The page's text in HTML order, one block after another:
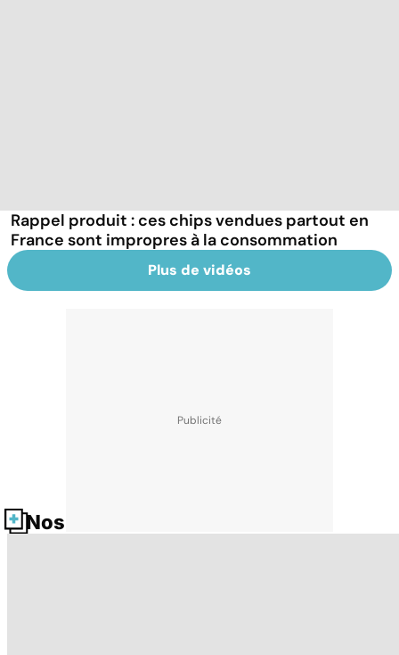
Rappel produit : ces chips vendues partout en
France sont impropres à la consommation
Plus de vidéos
Nos fiches santé